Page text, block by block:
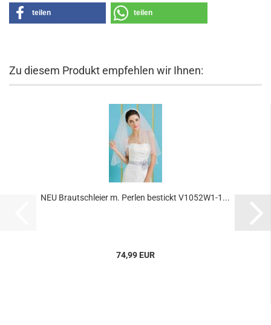
teilen teilen
Zu diesem Produkt empfehlen wir Ihnen:
NEU Brautschleier m. Perlen bestickt V1052W1-1...
74,99 EUR